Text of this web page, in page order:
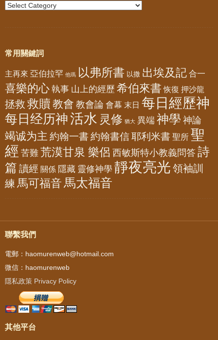
常用關鍵詞
主再來 亞伯拉罕 他瑪 以弗所書 以撒 出埃及記 合一
喜樂的心 執事 山上的經歷 希伯來書 恢復 押沙龍
拯救 救贖 教會 教會論 會幕 末日 每日經歷神
每日经历神活水 灵修 猶大 異端 神學 神論
竭诚为主 約翰一書 約翰書信耶利米書 聖所 聖
經 苦難 荒漠甘泉 樂侶 西敏斯特小教義問答詩
篇 讀經 關係 隱藏 靈修神學 靜夜亮光 領袖訓
練 馬可福音 馬太福音
聯繫我們
電郵：haomurenweb@hotmail.com
微信：haomurenweb
隱私政策 Privacy Policy
其他平台